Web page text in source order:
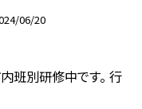
06/20
班別研修中です。 行